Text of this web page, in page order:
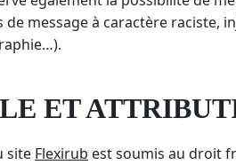
de message à caractère
ET
site Flexirub est soumis au droit